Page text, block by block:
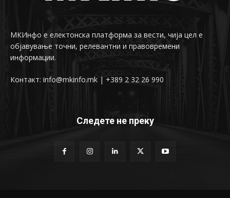
МКИнфо е електонска платформа за вести, чија цел е
објавување точни, релевантни и правовремени
информации.
Контакт: info@mkinfo.mk | +389 2 32 26 990
Следете не преку